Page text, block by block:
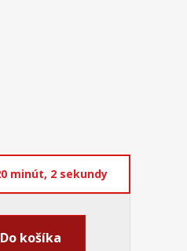
minút, 1 sekunda
Do košíka